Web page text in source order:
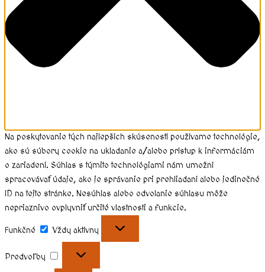
Na poskytovanie tých najlepších skúseností používame technológie,
ako sú súbory cookie na ukladanie a/alebo prístup k informáciám
o zariadení. Súhlas s týmito technológiami nám umožní
spracovávať údaje, ako je správanie pri prehliadaní alebo jedinečné
ID na tejto stránke. Nesúhlas alebo odvolanie súhlasu môže
nepriaznivo ovplyvniť určité vlastnosti a funkcie.
Funkčné Vždy aktívny
Predvoľby